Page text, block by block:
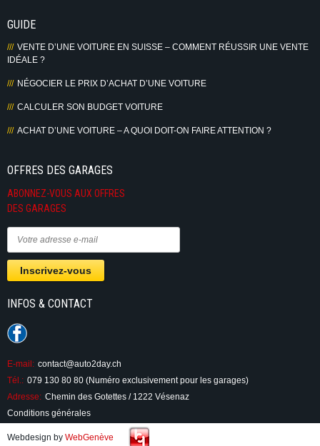
GUIDE
VENTE D’UNE VOITURE EN SUISSE – COMMENT RÉUSSIR UNE VENTE
IDÉALE ?
NÉGOCIER LE PRIX D’ACHAT D’UNE VOITURE
CALCULER SON BUDGET VOITURE
ACHAT D’UNE VOITURE – A QUOI DOIT-ON FAIRE ATTENTION ?
OFFRES DES GARAGES
ABONNEZ-VOUS AUX OFFRES
DES GARAGES
INFOS & CONTACT
E-mail: contact@auto2day.ch
Tél.: 079 130 80 80 (Numéro exclusivement pour les garages)
Adresse: Chemin des Gotettes / 1222 Vésenaz
Conditions générales
Webdesign by WebGenève